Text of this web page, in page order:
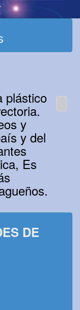
plástico
y
y del
Es
DE